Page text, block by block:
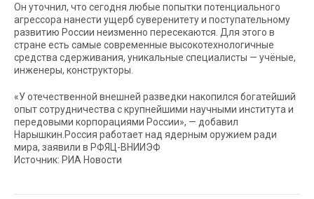
Он уточнил, что сегодня любые попытки потенциального
агрессора нанести ущерб суверенитету и поступательному
развитию России неизменно пересекаются. Для этого в
стране есть самые современные высокотехнологичные
средства сдерживания, уникальные специалисты — учёные,
инженеры, конструкторы.
«У отечественной внешней разведки накопился богатейший
опыт сотрудничества с крупнейшими научными института и
передовыми корпорациями России», — добавил
Нарышкин.Россия работает над ядерным оружием ради
мира, заявили в РФЯЦ-ВНИИЭФ
Источник: РИА Новости